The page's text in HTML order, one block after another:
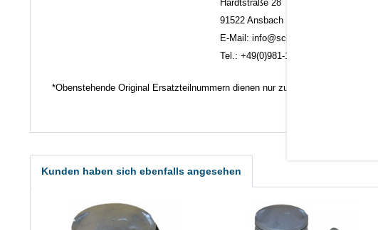
Hardtstraße 28
91522 Ansbach
E-Mail: info@scheuerlein.de
Tel.: +49(0)981-17554
*Obenstehende Original Ersatzteilnummern dienen nur zu Vergleichszwecken.
Kunden haben sich ebenfalls angesehen